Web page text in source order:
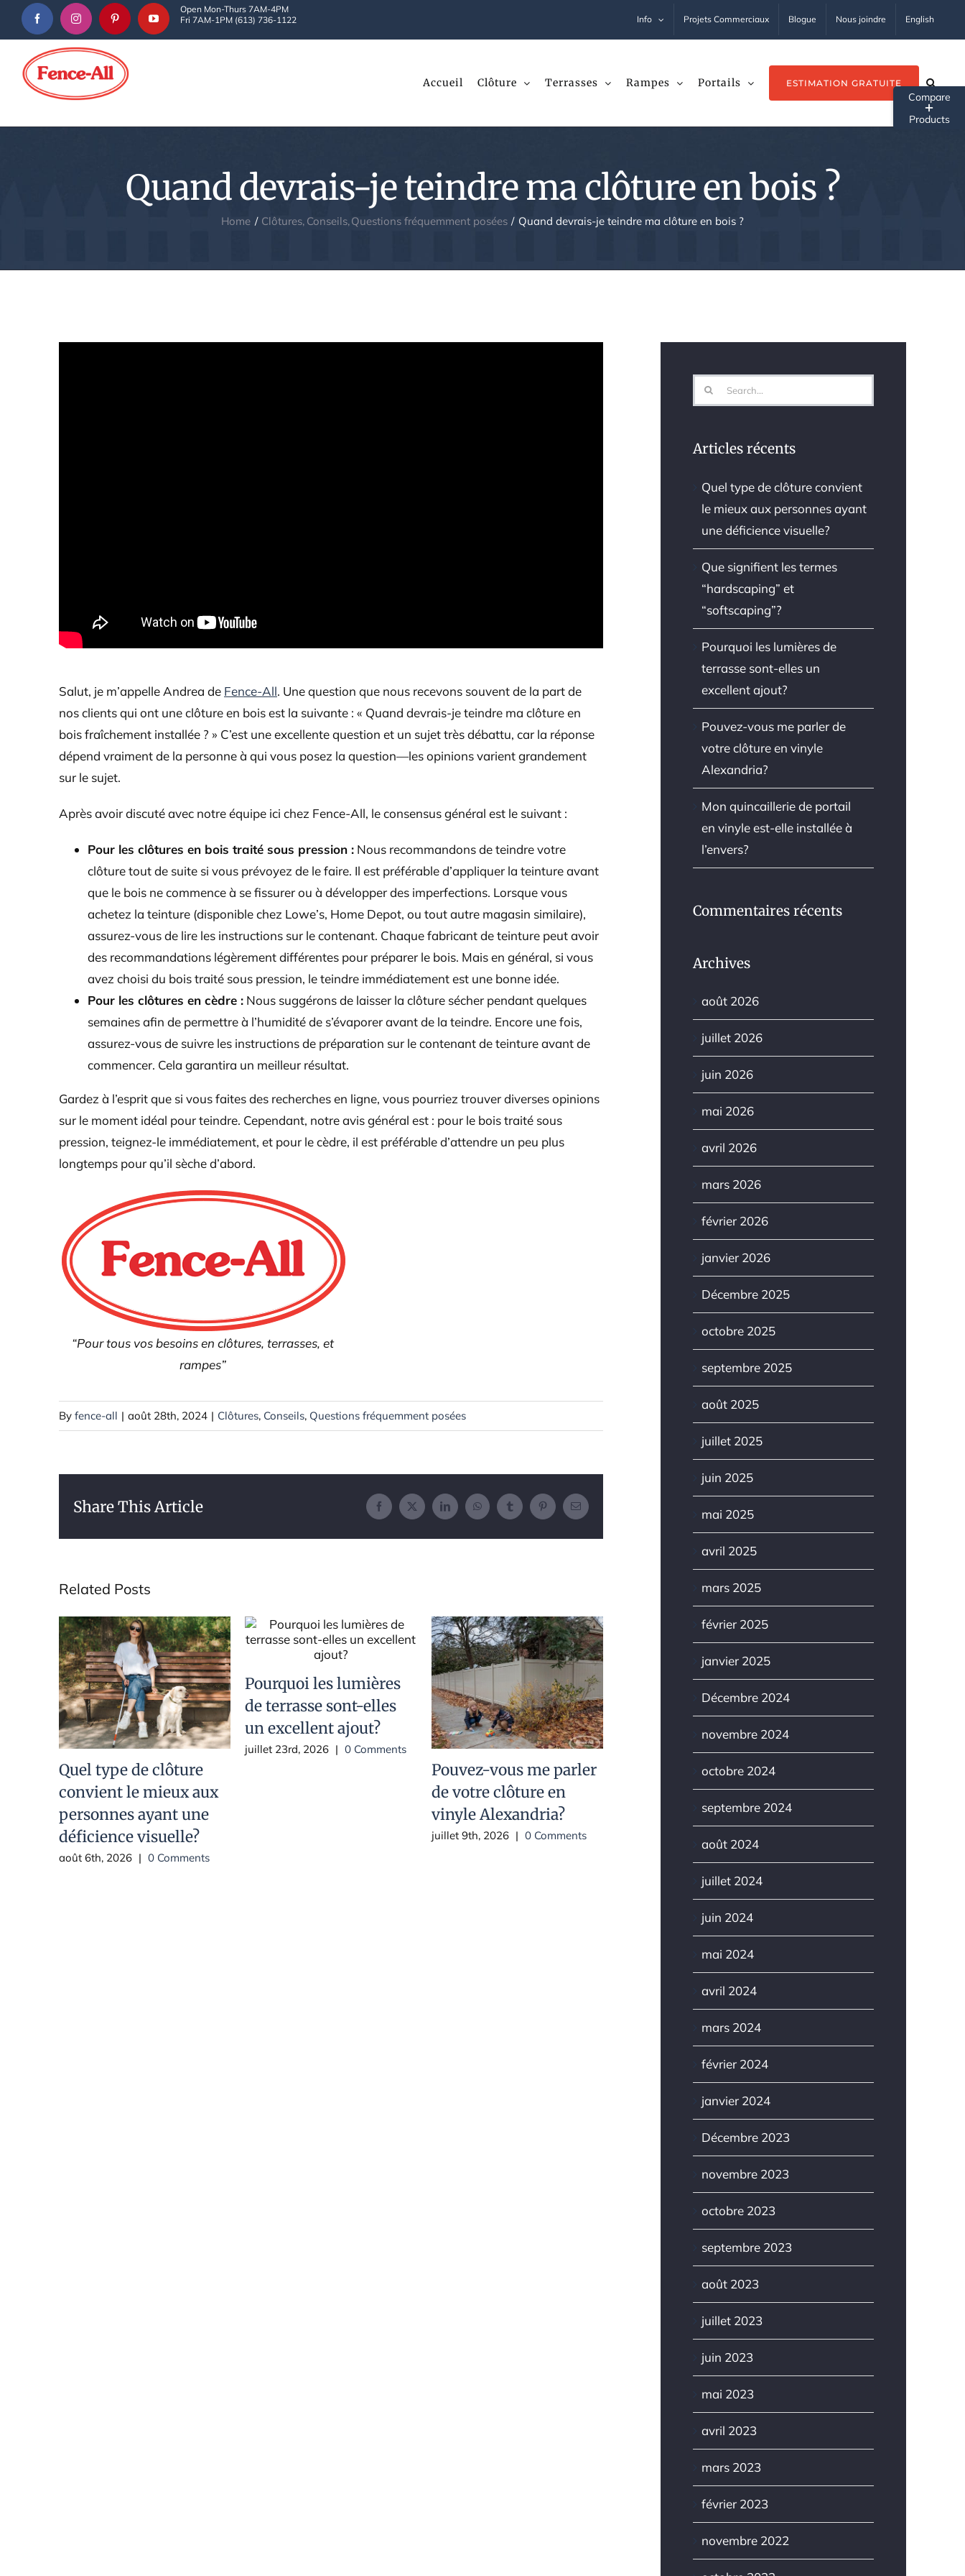
Skip
content
Open Mon-Thurs 7AM-4PM
Fri 7AM-1PM (613) 736-1122
Info Projets Commerciaux Blogue Nous joindre English
Accueil Clôture Terrasses Rampes Portails ESTIMATION GRATUITE
Quand devrais-je teindre ma clôture en bois ?
Home Clôtures Conseils Questions fréquemment posées Quand devrais-je teindre ma clôture en bois ?
Salut, je m’appelle Andrea de Fence-All. Une question que nous recevons souvent de la part de
nos clients qui ont une clôture en bois est la suivante : « Quand devrais-je teindre ma clôture en
bois fraîchement installée ? » C’est une excellente question et un sujet très débattu, car la réponse
dépend vraiment de la personne à qui vous posez la question—les opinions varient grandement
sur le sujet.
Après avoir discuté avec notre équipe ici chez Fence-All, le consensus général est le suivant :
Pour les clôtures en bois traité sous pression : Nous recommandons de teindre votre
clôture tout de suite si vous prévoyez de le faire. Il est préférable d’appliquer la teinture avant
que le bois ne commence à se fissurer ou à développer des imperfections. Lorsque vous
achetez la teinture (disponible chez Lowe’s, Home Depot, ou tout autre magasin similaire),
assurez-vous de lire les instructions sur le contenant. Chaque fabricant de teinture peut avoir
des recommandations légèrement différentes pour préparer le bois. Mais en général, si vous
avez choisi du bois traité sous pression, le teindre immédiatement est une bonne idée.
Pour les clôtures en cèdre : Nous suggérons de laisser la clôture sécher pendant quelques
semaines afin de permettre à l’humidité de s’évaporer avant de la teindre. Encore une fois,
assurez-vous de suivre les instructions de préparation sur le contenant de teinture avant de
commencer. Cela garantira un meilleur résultat.
Gardez à l’esprit que si vous faites des recherches en ligne, vous pourriez trouver diverses opinions
sur le moment idéal pour teindre. Cependant, notre avis général est : pour le bois traité sous
pression, teignez-le immédiatement, et pour le cèdre, il est préférable d’attendre un peu plus
longtemps pour qu’il sèche d’abord.
“Pour tous vos besoins en clôtures, terrasses, et
rampes”
By fence-all | août 28th, 2024 | Clôtures, Conseils, Questions fréquemment posées
Share This Article Facebook
X LinkedInWhatsAppTumblr PinterestEmail
Related Posts
Quel type de clôture
convient le mieux aux
personnes ayant une
déficience visuelle?
août 6th, 2026 | 0 Comments
Pourquoi les lumières
de terrasse sont-elles
un excellent ajout?
juillet 23rd, 2026 | 0 Comments
Pouvez-vous me parler
de votre clôture en
vinyle Alexandria?
juillet 9th, 2026 | 0 Comments
Mon quincaillerie de
portail en vinyle est-
elle installée à l’envers?
avantages et les
Search
for:
Articles récents
Quel type de clôture convient
le mieux aux personnes ayant
une déficience visuelle?
Que signifient les termes
“hardscaping” et
“softscaping”?
Pourquoi les lumières de
terrasse sont-elles un
excellent ajout?
Pouvez-vous me parler de
votre clôture en vinyle
Alexandria?
Mon quincaillerie de portail
en vinyle est-elle installée à
l’envers?
Commentaires récents
Archives
août 2026
juillet 2026
juin 2026
mai 2026
avril 2026
mars 2026
février 2026
janvier 2026
Décembre 2025
octobre 2025
septembre 2025
août 2025
juillet 2025
juin 2025
mai 2025
avril 2025
mars 2025
février 2025
janvier 2025
Décembre 2024
novembre 2024
octobre 2024
septembre 2024
août 2024
juillet 2024
juin 2024
mai 2024
avril 2024
mars 2024
février 2024
janvier 2024
Décembre 2023
novembre 2023
octobre 2023
septembre 2023
août 2023
juillet 2023
juin 2023
mai 2023
avril 2023
mars 2023
février 2023
novembre 2022